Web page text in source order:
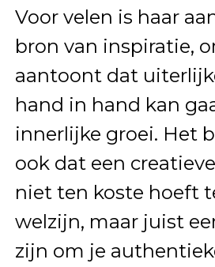
Voor velen is haar
bron van inspiratie,
aantoont dat
hand in hand kan
innerlijke groei. Het
ook dat een
niet ten koste hoeft
welzijn, maar juist
zijn om je